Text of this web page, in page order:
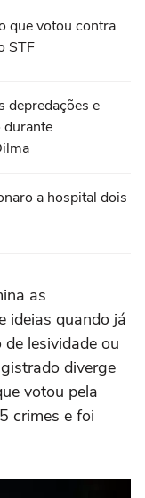
que votou contra
STF
depredações e
a hospital dois
as
ideias quando já
lesividade ou
diverge
votou pela
crimes e foi